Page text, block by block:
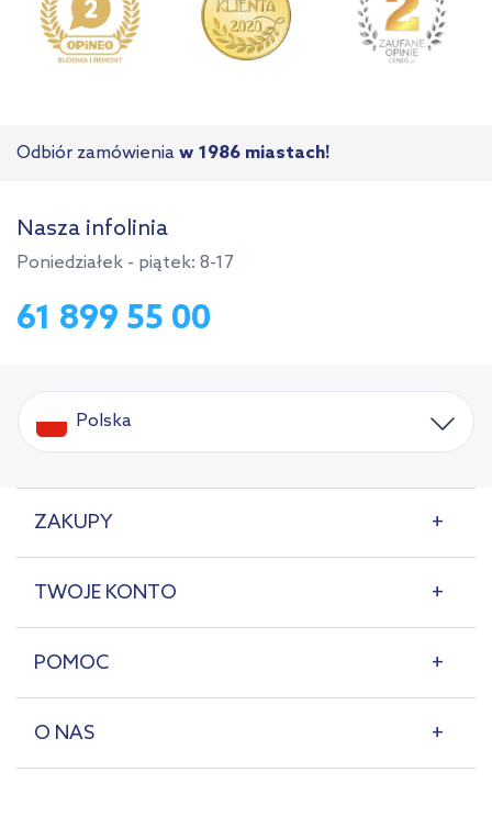
Odbiór zamówienia w 1986 miastach!
Nasza infolinia
Poniedziałek - piątek: 8-17
61 899 55 00
Polska
ZAKUPY
TWOJE KONTO
POMOC
O NAS